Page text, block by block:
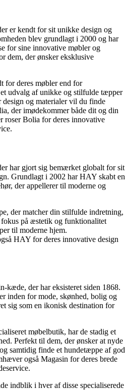
er kendt for sit unikke design og
blev grundlagt i 2000 og har
for sine innovative møbler og
dem, der ønsker eksklusive
for deres møbler end for
udvalg af unikke og stilfulde tæpper
og materialer vil du finde
der imødekommer både dit og din
roser Bolia for deres innovative
har gjort sig bemærket globalt for sit
Grundlagt i 2002 har HAY skabt en
der appellerer til moderne og
der matcher din stilfulde indretning,
på æstetik og funktionalitet
til moderne hjem.
HAY for deres innovative design
kæde, der har eksisteret siden 1868.
inden for mode, skønhed, bolig og
sig som en ikonisk destination for
møbelbutik, har de stadig et
Perfekt til dem, der ønsker at nyde
samtidig finde et hundetæppe af god
også Magasin for deres brede
indblik i hver af disse specialiserede